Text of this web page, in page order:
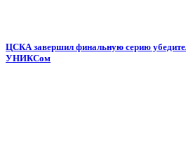
ЦСКА завершил финальную серию
УНИКСом